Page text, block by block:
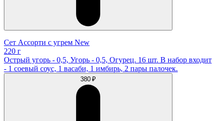
Сет Ассорти с угрем New
220 г
Острый угорь - 0,5, Угорь - 0,5, Огурец. 16 шт. В набор входит
- 1 соевый соус, 1 васаби, 1 имбирь, 2 пары палочек.
380 ₽